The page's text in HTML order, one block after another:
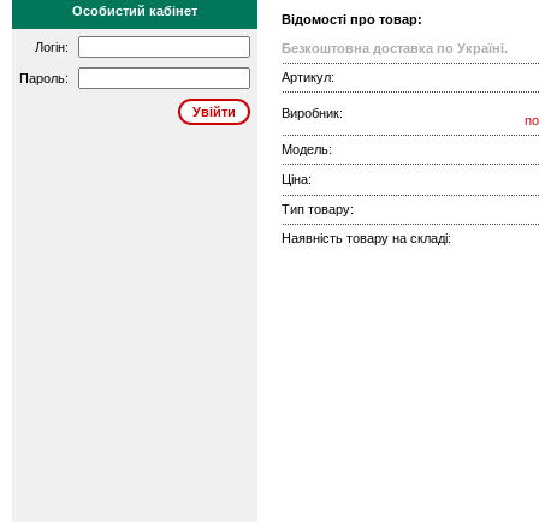
Особистий кабінет
Логін:
Пароль:
Відомості про товар:
Безкоштовна доставка по Україні.
Артикул:
Виробник:
Модель:
Ціна:
Тип товару:
Наявність товару на складі: